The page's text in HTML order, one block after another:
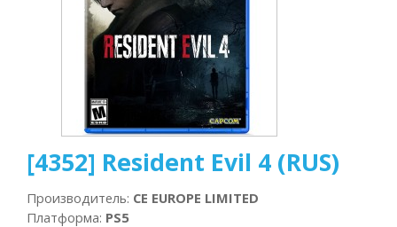
[4352] Resident Evil 4 (RUS)
Производитель: CE EUROPE LIMITED
Платформа: PS5